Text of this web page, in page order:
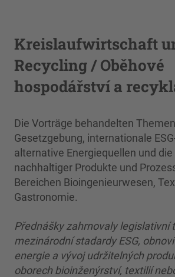
Kreislaufwirtschaft
Recycling / Oběhové
hospodářství a
Die Vorträge behandelten
Gesetzgebung, internationale
alternative Energiequellen und
nachhaltiger Produkte und
Bereichen Bioingenieurwesen,
Gastronomie.
Přednášky zahrnovaly legislativní
mezinárodní stadardy ESG,
energie a vývoj udržitelných
oborech bioinženýrství, textilií